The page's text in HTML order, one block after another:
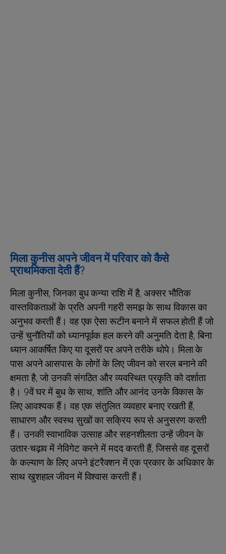
मिला कुनीस अपने जीवन में परिवार को कैसे
प्राथमिकता देती हैं?
मिला कुनीस, जिनका बुध कन्या राशि में है, अक्सर भौतिक
वास्तविकताओं के प्रति अपनी गहरी समझ के साथ विकास का
अनुभव करती हैं। वह एक ऐसा रूटीन बनाने में सफल होती हैं जो
उन्हें चुनौतियों को ध्यानपूर्वक हल करने की अनुमति देता है, बिना
ध्यान आकर्षित किए या दूसरों पर अपने तरीके थोपे। मिला के
पास अपने आसपास के लोगों के लिए जीवन को सरल बनाने की
क्षमता है, जो उनकी संगठित और व्यवस्थित प्रकृति को दर्शाता
है। 9वें घर में बुध के साथ, शांति और आनंद उनके विकास के
लिए आवश्यक हैं। वह एक संतुलित व्यवहार बनाए रखती हैं,
साधारण और स्वस्थ सुखों का सक्रिय रूप से अनुसरण करती
हैं। उनकी स्वाभाविक उत्साह और सहनशीलता उन्हें जीवन के
उतार-चढ़ाव में नेविगेट करने में मदद करती हैं, जिससे वह दूसरों
के कल्याण के लिए अपने इंटरैक्शन में एक प्रकार के अधिकार के
साथ खुशहाल जीवन में विश्वास करती हैं।